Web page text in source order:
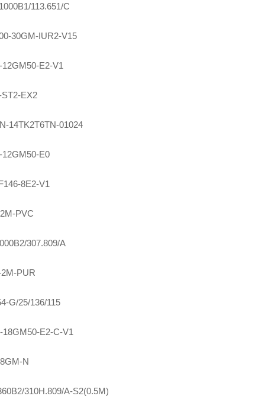
113.651/C
30GM-IUR2-V15
E2-V1
EX2
14TK2T6TN-01024
E0
8E2-V1
PVC
307.809/A
PUR
G/25/136/115
18GM50-E2-C-V1
N
310H.809/A-S2(0.5M)